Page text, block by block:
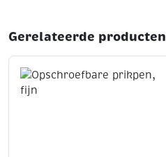
Gerelateerde producten